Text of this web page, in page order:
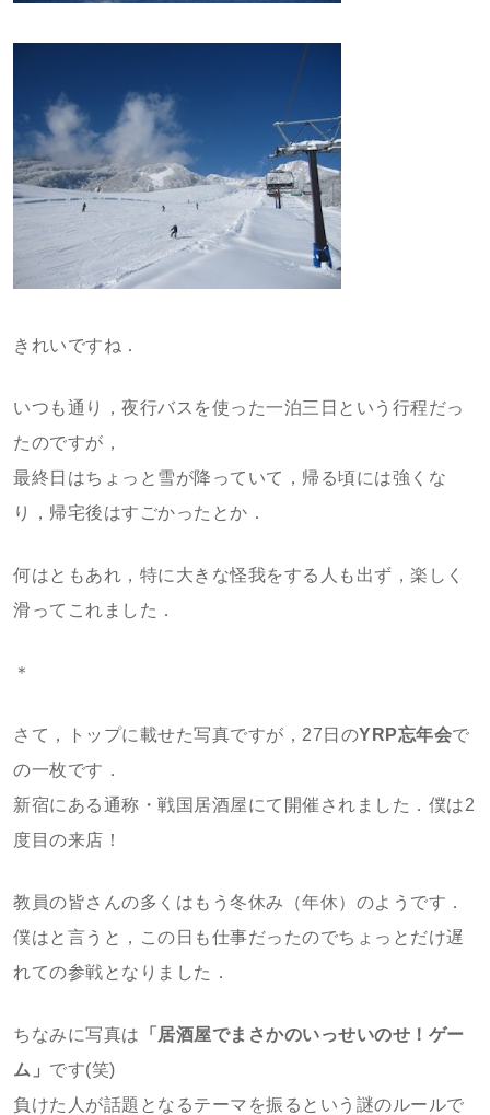
きれいですね．
いつも通り，夜行バスを使った一泊三日という行程だっ
たのですが，
最終日はちょっと雪が降っていて，帰る頃には強くな
り，帰宅後はすごかったとか．
何はともあれ，特に大きな怪我をする人も出ず，楽しく
滑ってこれました．
＊
さて，トップに載せた写真ですが，27日のYRP忘年会で
の一枚です．
新宿にある通称・戦国居酒屋にて開催されました．僕は2
度目の来店！
教員の皆さんの多くはもう冬休み（年休）のようです．
僕はと言うと，この日も仕事だったのでちょっとだけ遅
れての参戦となりました．
ちなみに写真は 「居酒屋でまさかのいっせいのせ！ゲー
ム」 です(笑)
負けた人が話題となるテーマを振るという謎のルールで